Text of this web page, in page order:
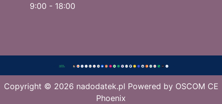
9:00 - 18:00
Copyright © 2026 nadodatek.pl Powered by OSCOM CE
Phoenix